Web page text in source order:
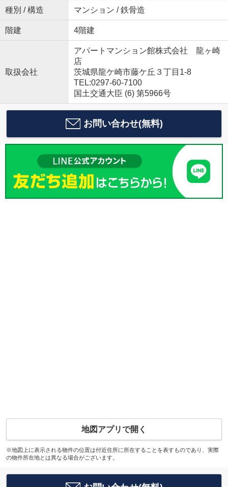
種別 / 構造 マンション / 鉄骨造
階建 4階建
取扱会社
アパートマンション館株式会社 龍ヶ崎
店
茨城県龍ケ崎市藤ケ丘３丁目1-8
TEL:0297-60-7100
国土交通大臣 (6) 第5966号
お問い合わせ(無料)
地図アプリで開く
※地図上に表示される物件の位置は付近住所に所在することを表すものであり、実際
の物件所在地とは異なる場合がございます。